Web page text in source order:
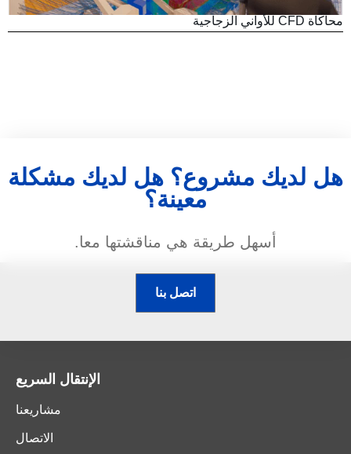
محاكاة CFD للأواني الزجاجية
هل لديك مشروع؟ هل لديك مشكلة
معينة؟
أسهل طريقة هي مناقشتها معا.
اتصل بنا
الإنتقال السريع
مشاريعنا
الاتصال